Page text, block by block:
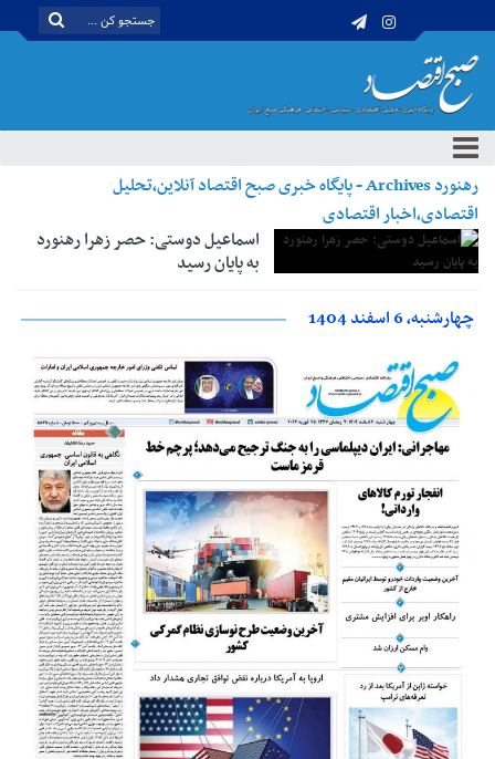
رهنورد Archives - پایگاه خبری صبح اقتصاد آنلاین،تحلیل
اقتصادی،اخبار اقتصادی
اسماعیل دوستی: حصر زهرا رهنورد
به پایان رسید
چهارشنبه، 6 اسفند 1404